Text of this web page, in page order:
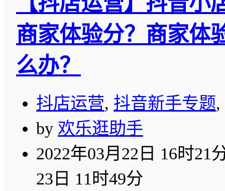
商家体验分？商家体
么办？
抖店运营, 抖音新手专题,
by 欢乐逛助手
2022年03月22日 16时21
23日 11时49分